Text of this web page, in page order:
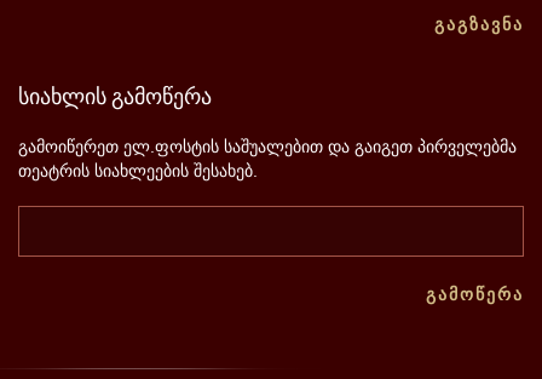
ᲒᲐᲒᲖᲐᲕᲜᲐ
სიახლისგამოწერა
გამოიწერეთ ელ.ფოსტის საშუალებით და გაიგეთ პირველებმა
თეატრის სიახლეების შესახებ.
ᲒᲐᲛᲝᲬᲔᲠᲐ